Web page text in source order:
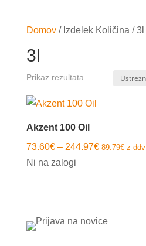
Domov/ Izdelek Količina /3l
3l
Prikaz rezultata
Akzent 100 Oil
73.60€ – 244.97€Cenovni
244.97€
89.79€z ddv
Ni na zalogi